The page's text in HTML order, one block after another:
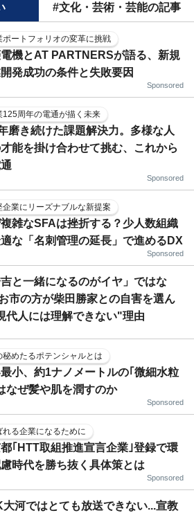
#文化・芸術・芸能の記事
ポートフォリオの変革に挑戦
機とAT PARTNERSが語る、新規
発成功の条件と失敗要因
Sponsored
125周年の電通が描く未来
磨き続けた課題解決力。多様な人
能を掛け合わせて挑む、これから
Sponsored
企業にリーズナブルな新提案
雑なSFAは挫折する？少人数組織
な「名刺管理の延長」で進めるDX
Sponsored
吉と一緒になるのがイヤ」ではな
市の方が柴田勝家との自害を選ん
代人には理解できない"理由
秘めたるポテンシャルとは
小、約1ナノメートルの｢微細水粒
なぜ髪や肌を潤すのか
Sponsored
れる企業になるために
｢HTT取組推進宣言企業｣登録で環
時代を勝ち抜く具体策とは
Sponsored
大河ではとても放送できない...宣教